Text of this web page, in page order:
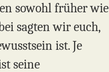
sowohl früher wie
sagten wir euch,
ist. Je
seine